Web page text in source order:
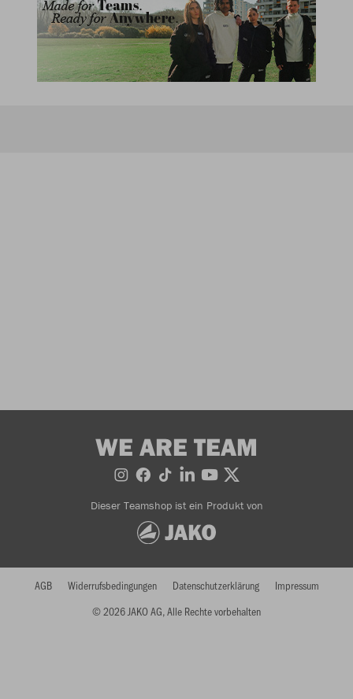
WE ARE TEAM
Dieser Teamshop ist ein Produkt von
© 2026 JAKO AG, Alle Rechte vorbehalten
AGB Widerrufsbedingungen Datenschutzerklärung Impressum